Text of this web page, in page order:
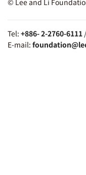
Tel: +886- 2-2760-6111
E-mail: